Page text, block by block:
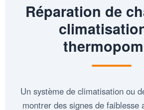
Réparation de
Un système de climatisation ou
montrer des signes de faiblesse